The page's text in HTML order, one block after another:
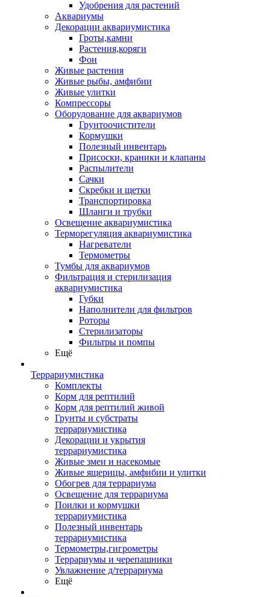
Удобрения для растений
Аквариумы
Декорации аквариумистика
Гроты,камни
Растения,коряги
Фон
Живые растения
Живые рыбы, амфибии
Живые улитки
Компрессоры
Оборудование для аквариумов
Грунтоочистители
Кормушки
Полезный инвентарь
Присоски, краники и клапаны
Распылители
Сачки
Скребки и щетки
Транспортировка
Шланги и трубки
Освещение аквариумистика
Терморегуляция аквариумистика
Нагреватели
Термометры
Тумбы для аквариумов
Фильтрация и стерилизация
аквариумистика
Губки
Наполнители для фильтров
Роторы
Стерилизаторы
Фильтры и помпы
Ещё
Террариумистика
Комплекты
Корм для рептилий
Корм для рептилий живой
Грунты и субстраты
террариумистика
Декорации и укрытия
террариумистика
Живые змеи и насекомые
Живые ящерицы, амфибии и улитки
Обогрев для террариума
Освещение для террариума
Поилки и кормушки
террариумистика
Полезный инвентарь
террариумистика
Термометры,гигрометры
Террариумы и черепашники
Увлажнение д/террариума
Ещё